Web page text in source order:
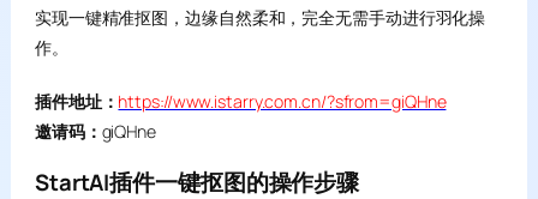
实现一键精准抠图，边缘自然柔和，完全无需手动进行羽化操
作。
插件地址： https://www.istarry.com.cn/?sfrom=giQHne
邀请码： giQHne
StartAI插件一键抠图的操作步骤